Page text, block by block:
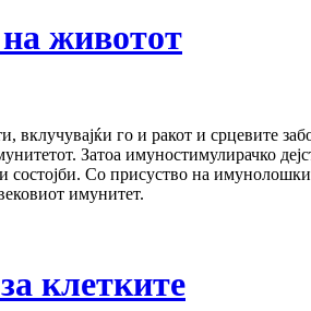
животот
вклучувајќи го и ракот и срцевите
Затоа имуностимулирачко
состојби. Со присуство на
имунитет.
клетките